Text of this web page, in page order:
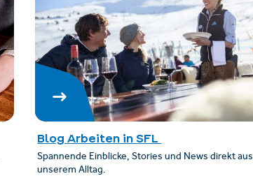
Blog Arbeiten in SFL
Spannende Einblicke, Stories und News direkt aus
unserem Alltag.